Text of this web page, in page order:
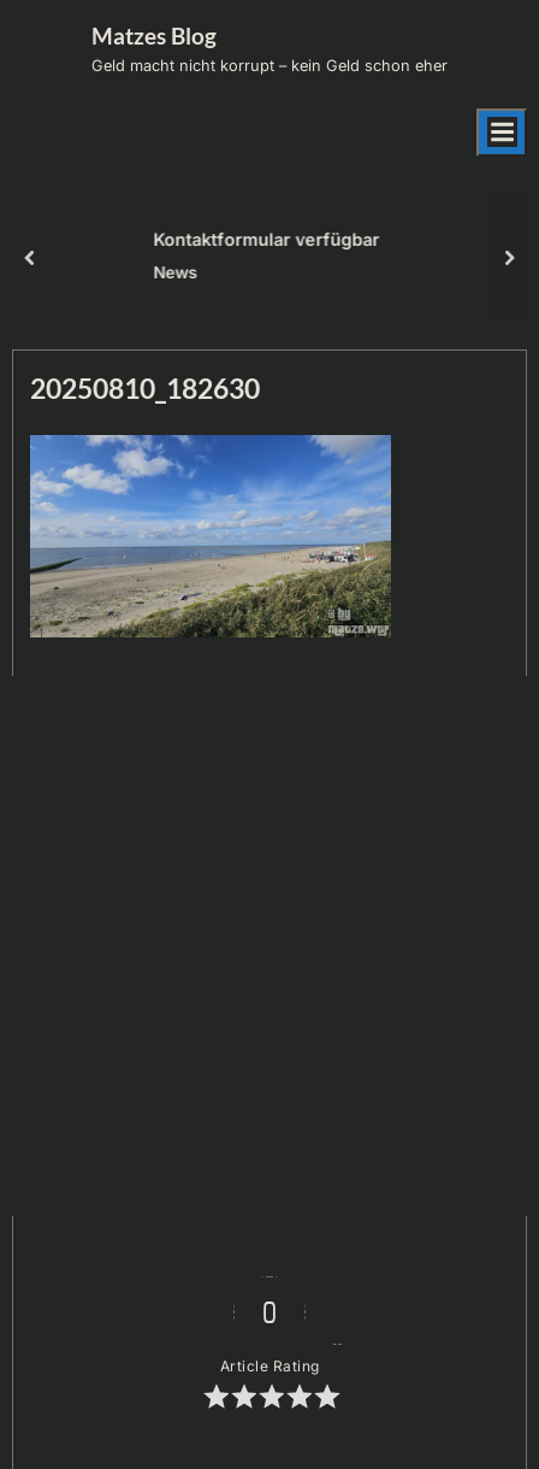
Matzes Blog
Geld macht nicht korrupt – kein Geld schon eher
Kontaktformular verfügbar
prev
20250810_182630
0
Article Rating